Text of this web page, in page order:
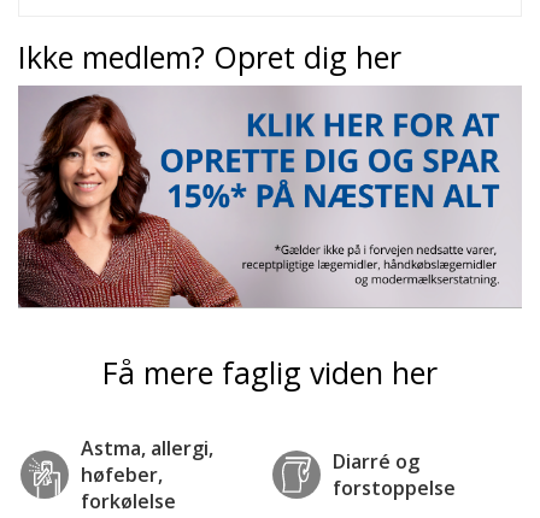
Ikke medlem? Opret dig her
Få mere faglig viden her
Astma, allergi,
høfeber,
forkølelse
Diarré og
forstoppelse